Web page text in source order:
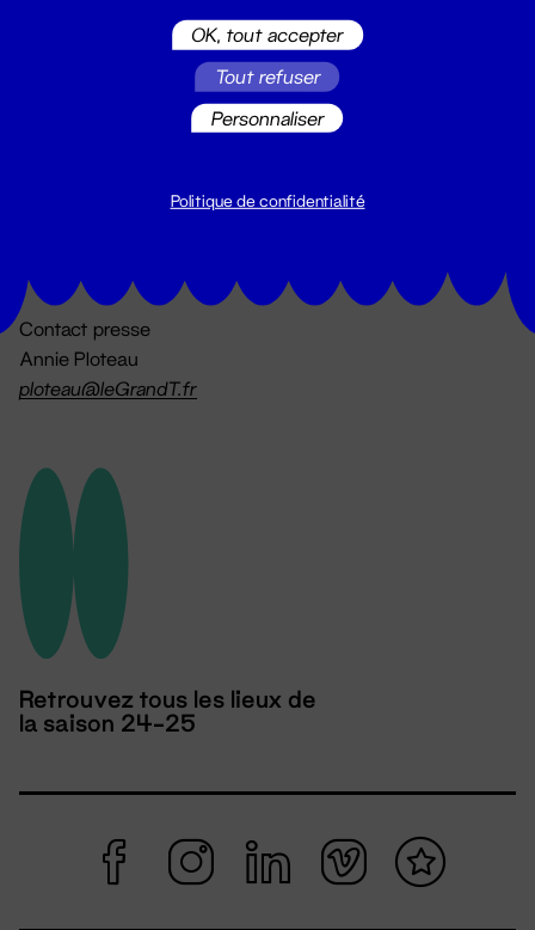
billetterie@leGrandT.fr
Du lundi au vendredi 14h → 18h
Contact presse
Annie Ploteau
ploteau@leGrandT.fr
Retrouvez tous les lieux de
la saison 24-25
OK, tout accepter
Tout refuser
Personnaliser
Politique de confidentialité